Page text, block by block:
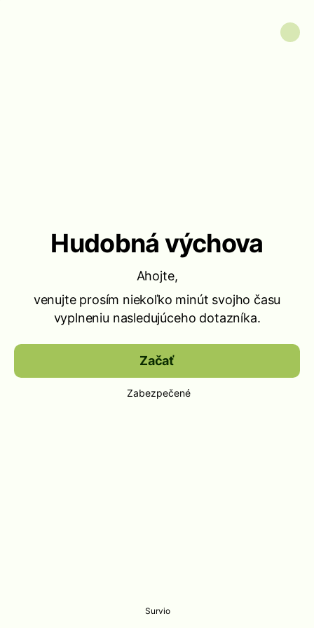
Hudobná výchova
Ahojte,
venujte prosím niekoľko minút svojho času
vyplneniu nasledujúceho dotazníka.
Začať
Zabezpečené
Survio